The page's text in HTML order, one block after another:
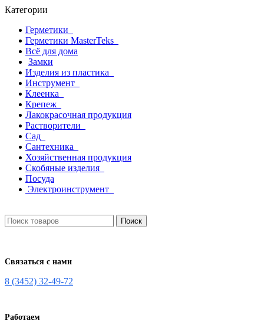
Категории
Герметики
Герметики MasterTeks
Всё для дома
Замки
Изделия из пластика
Инструмент
Клеенка
Крепеж
Лакокрасочная продукция
Растворители
Сад
Сантехника
Хозяйственная продукция
Скобяные изделия
Посуда
Электроинструмент
Поиск
Связаться с нами
8 (3452) 32-49-72
Работаем